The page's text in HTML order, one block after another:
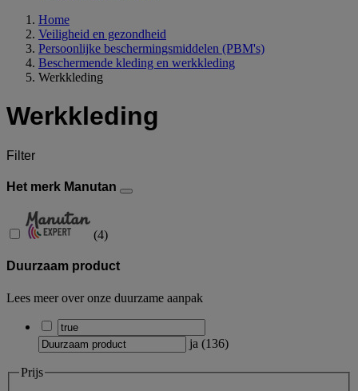
Home
Veiligheid en gezondheid
Persoonlijke beschermingsmiddelen (PBM's)
Beschermende kleding en werkkleding
Werkkleding
Werkkleding
Filter
Het merk Manutan
(4)
Duurzaam product
Lees meer over onze duurzame aanpak
ja (136)
Prijs